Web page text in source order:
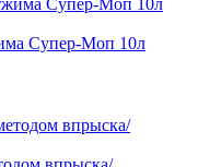
Супер-Моп 10л